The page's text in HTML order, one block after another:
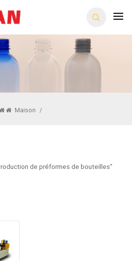
Maison /
de préformes de bouteilles"